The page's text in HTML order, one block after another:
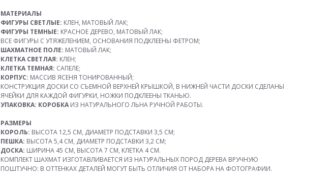
МАТЕРИАЛЫ
ФИГУРЫ СВЕТЛЫЕ: КЛЕН, МАТОВЫЙ ЛАК;
ФИГУРЫ ТЕМНЫЕ: КРАСНОЕ ДЕРЕВО, МАТОВЫЙ ЛАК;
ВСЕ ФИГУРЫ С УТЯЖЕЛЕНИЕМ, ОСНОВАНИЯ ПОДКЛЕЕНЫ ФЕТРОМ;
ШАХМАТНОЕ ПОЛЕ: МАТОВЫЙ ЛАК;
КЛЕТКА СВЕТЛАЯ: КЛЕН;
КЛЕТКА ТЕМНАЯ: САПЕЛЕ;
КОРПУС: МАССИВ ЯСЕНЯ ТОНИРОВАННЫЙ;
КОНСТРУКЦИЯ ДОСКИ СО СЪЕМНОЙ ВЕРХНЕЙ КРЫШКОЙ, В НИЖНЕЙ ЧАСТИ ДОСКИ СДЕЛАНЫ
ЯЧЕЙКИ ДЛЯ КАЖДОЙ ФИГУРКИ, НОЖКИ ПОДКЛЕЕНЫ ТКАНЬЮ.
УПАКОВКА: КОРОБКА ИЗ НАТУРАЛЬНОГО ЛЬНА РУЧНОЙ РАБОТЫ.
РАЗМЕРЫ
КОРОЛЬ: ВЫСОТА 12,5 СМ, ДИАМЕТР ПОДСТАВКИ 3,5 СМ;
ПЕШКА: ВЫСОТА 5,4 СМ, ДИАМЕТР ПОДСТАВКИ 3,2 СМ;
ДОСКА: ШИРИНА 45 СМ, ВЫСОТА 7 СМ, КЛЕТКА 4 СМ.
КОМПЛЕКТ ШАХМАТ ИЗГОТАВЛИВАЕТСЯ ИЗ НАТУРАЛЬНЫХ ПОРОД ДЕРЕВА ВРУЧНУЮ
ПОШТУЧНО: В ОТТЕНКАХ ДЕТАЛЕЙ МОГУТ БЫТЬ ОТЛИЧИЯ ОТ НАБОРА НА ФОТОГРАФИИ.